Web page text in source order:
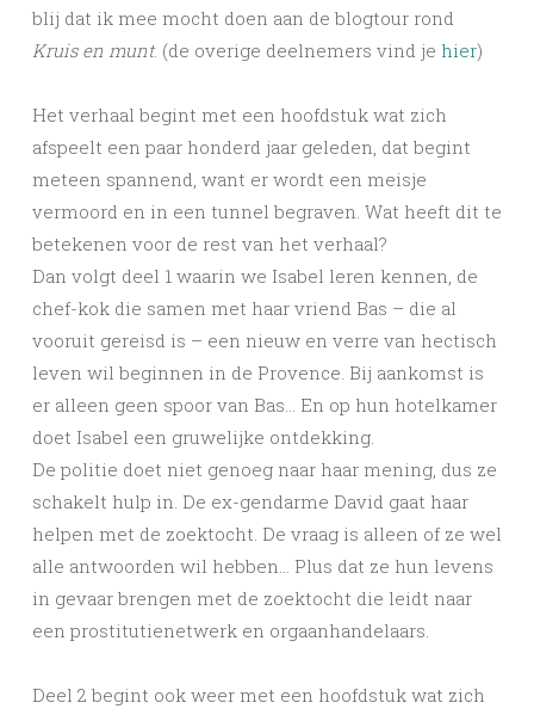
blij dat ik mee mocht doen aan de blogtour rond
Kruis en munt. (de overige deelnemers vind je hier)
Het verhaal begint met een hoofdstuk wat zich
afspeelt een paar honderd jaar geleden, dat begint
meteen spannend, want er wordt een meisje
vermoord en in een tunnel begraven. Wat heeft dit te
betekenen voor de rest van het verhaal?
Dan volgt deel 1 waarin we Isabel leren kennen, de
chef-kok die samen met haar vriend Bas – die al
vooruit gereisd is – een nieuw en verre van hectisch
leven wil beginnen in de Provence. Bij aankomst is
er alleen geen spoor van Bas… En op hun hotelkamer
doet Isabel een gruwelijke ontdekking.
De politie doet niet genoeg naar haar mening, dus ze
schakelt hulp in. De ex-gendarme David gaat haar
helpen met de zoektocht. De vraag is alleen of ze wel
alle antwoorden wil hebben… Plus dat ze hun levens
in gevaar brengen met de zoektocht die leidt naar
een prostitutienetwerk en orgaanhandelaars.
Deel 2 begint ook weer met een hoofdstuk wat zich